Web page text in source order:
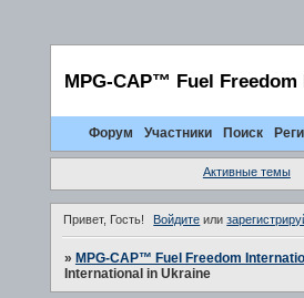
MPG-CAP™ Fuel
Форум Участники Поиск
Активные темы
Привет, Гость! Войдите или
» MPG-CAP™ Fuel Freedom
International in Ukraine